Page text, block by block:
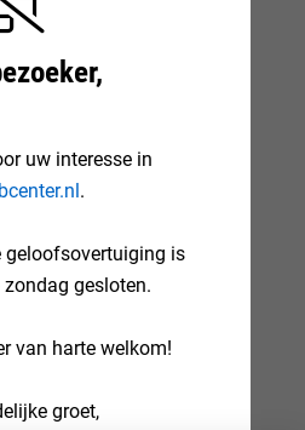
uw interesse in
.
geloofsovertuiging is
gesloten.
van harte welkom!
groet,